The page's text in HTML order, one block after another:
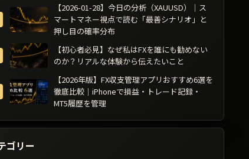
【2026-01-28】今日の分析（XAUUSD）｜ス
マートマネー視点で読む「最善シナリオ」と
押し目の確率分布
【初心者必見】なぜ私はFXを誰にも勧めない
のか？リアルな体験から伝えたいこと
【2026年版】FX収支管理アプリおすすめ6選を
徹底比較｜iPhoneで損益・トレード記録・
MT5履歴を管理
ゴリー